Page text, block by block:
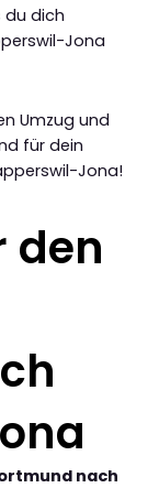
du dich
Jona
Umzug und
für dein
Jona!
den
nach